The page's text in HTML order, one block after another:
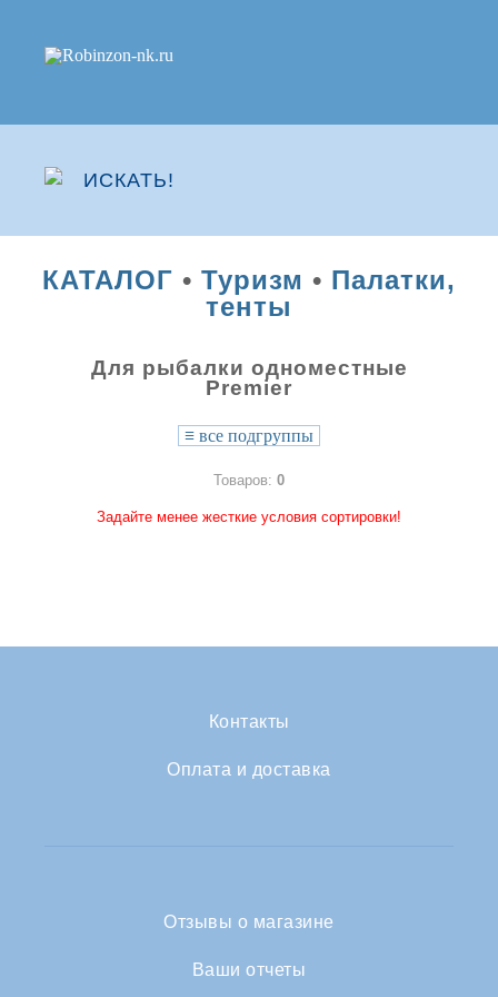
КАТАЛОГ • Туризм • Палатки,
тенты
Для рыбалки одноместные
Premier
≡ все подгруппы
Товаров: 0
Задайте менее жесткие условия сортировки!
Контакты
Оплата и доставка
Отзывы о магазине
Ваши отчеты